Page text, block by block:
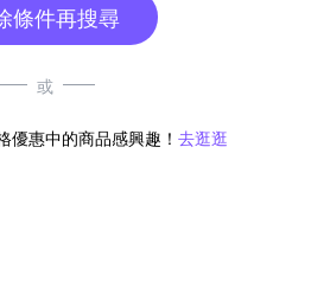
條件再搜尋
或
優惠中的商品感興趣！ 去逛逛